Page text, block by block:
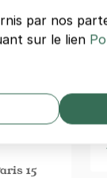
Chopin,
une
axes
15
par nos
sur le lien